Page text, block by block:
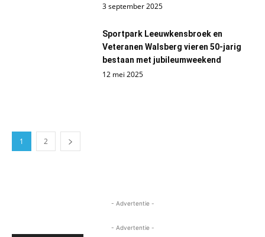
3 september 2025
Sportpark Leeuwkensbroek en
Veteranen Walsberg vieren 50-jarig
bestaan met jubileumweekend
12 mei 2025
1 2
- Advertentie -
- Advertentie -